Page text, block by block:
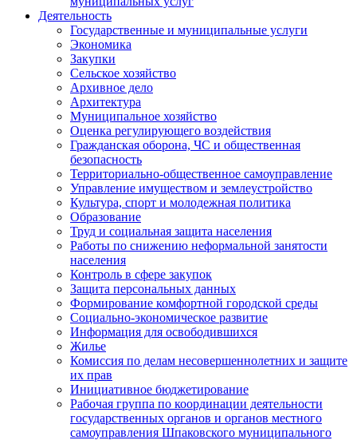
Деятельность
Государственные и муниципальные услуги
Экономика
Закупки
Сельское хозяйство
Архивное дело
Архитектура
Муниципальное хозяйство
Оценка регулирующего воздействия
Гражданская оборона, ЧС и общественная
безопасность
Территориально-общественное самоуправление
Управление имуществом и землеустройство
Культура, спорт и молодежная политика
Образование
Труд и социальная защита населения
Работы по снижению неформальной занятости
населения
Контроль в сфере закупок
Защита персональных данных
Формирование комфортной городской среды
Социально-экономическое развитие
Информация для освободившихся
Жилье
Комиссия по делам несовершеннолетних и защите
их прав
Инициативное бюджетирование
Рабочая группа по координации деятельности
государственных органов и органов местного
самоуправления Шпаковского муниципального